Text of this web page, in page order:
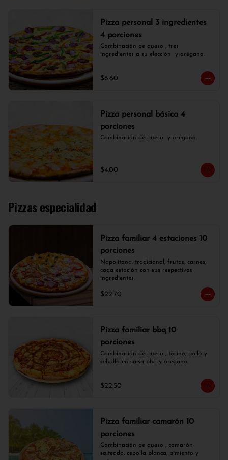
Pizza personal 3 ingredientes
4 porciones
Combinación de queso , tres
ingredientes a su elección  y orégano.
$6.60
Pizza personal básica 4
porciones
Combinación de queso  y orégano.
$4.00
Pizzas especialidad
Pizza familiar 4 estaciones 10
porciones
Napolitana, tradicional, frutas, carnes,
cada estación con sus respectivos
ingredientes.
$22.70
Pizza familiar bbq 10
porciones
Combinación de queso , tocino, pollo y
cebolla en salsa bbq y orégano.
$22.50
Pizza familiar camarón 10
porciones
Combinación de queso , camarón
salteado, cebolla blanca, pimiento y